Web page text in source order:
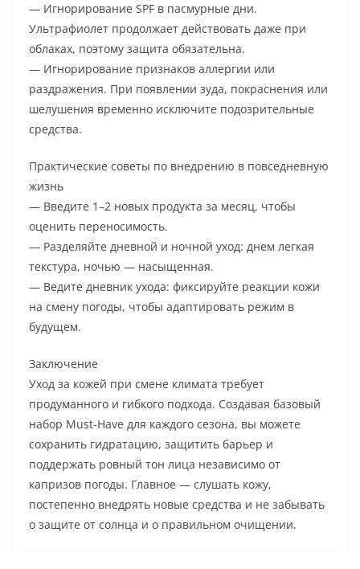
— Игнорирование SPF в пасмурные дни.
Ультрафиолет продолжает действовать даже при
облаках, поэтому защита обязательна.
— Игнорирование признаков аллергии или
раздражения. При появлении зуда, покраснения или
шелушения временно исключите подозрительные
средства.
Практические советы по внедрению в повседневную
жизнь
— Введите 1–2 новых продукта за месяц, чтобы
оценить переносимость.
— Разделяйте дневной и ночной уход: днем легкая
текстура, ночью — насыщенная.
— Ведите дневник ухода: фиксируйте реакции кожи
на смену погоды, чтобы адаптировать режим в
будущем.
Заключение
Уход за кожей при смене климата требует
продуманного и гибкого подхода. Создавая базовый
набор Must-Have для каждого сезона, вы можете
сохранить гидратацию, защитить барьер и
поддержать ровный тон лица независимо от
капризов погоды. Главное — слушать кожу,
постепенно внедрять новые средства и не забывать
о защите от солнца и о правильном очищении.